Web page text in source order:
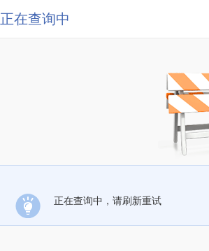
正在查询中
正在查询中，请刷新重试